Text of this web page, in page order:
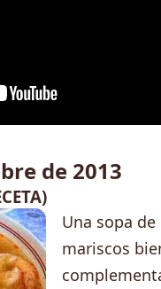
de 2013
Una sopa de
mariscos